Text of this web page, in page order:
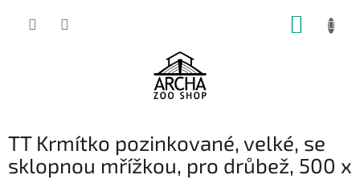
TT Krmítko pozinkované, velké, se
sklopnou mřížkou, pro drůbež, 500 x